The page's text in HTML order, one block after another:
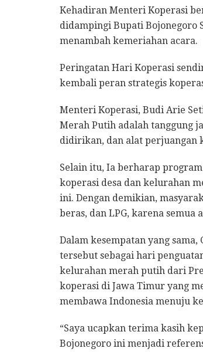
Kehadiran Menteri Koperasi
didampingi Bupati Bojonegoro
menambah kemeriahan acara.
Peringatan Hari Koperasi
kembali peran strategis
Menteri Koperasi, Budi Arie
Merah Putih adalah tanggung
didirikan, dan alat perjuangan
Selain itu, Ia berharap
koperasi desa dan kelurahan
ini. Dengan demikian,
beras, dan LPG, karena
Dalam kesempatan yang
tersebut sebagai hari
kelurahan merah putih dari
koperasi di Jawa Timur yang
membawa Indonesia menuju
“Saya ucapkan terima kasih
Bojonegoro ini menjadi